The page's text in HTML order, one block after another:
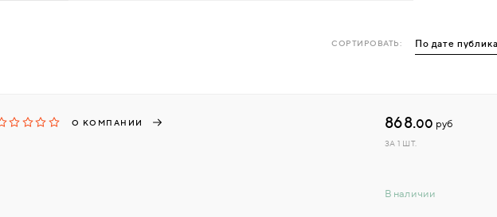
СОРТИРОВАТЬ:
О КОМПАНИИ
В наличии
868.00 руб
ЗА 1 ШТ.